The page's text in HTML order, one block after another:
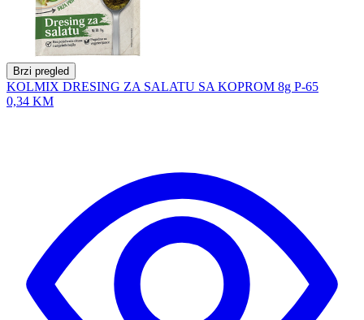
Brzi pregled
KOLMIX DRESING ZA SALATU SA KOPROM 8g P-65
0,34 KM